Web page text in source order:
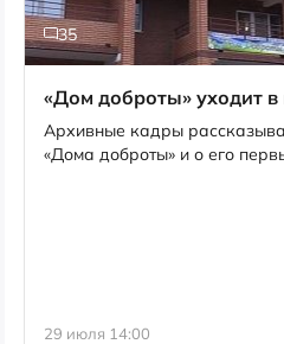
35
«Дом доброты» уходит в
Архивные кадры
«Дома доброты» и о его
29 июля 14:00